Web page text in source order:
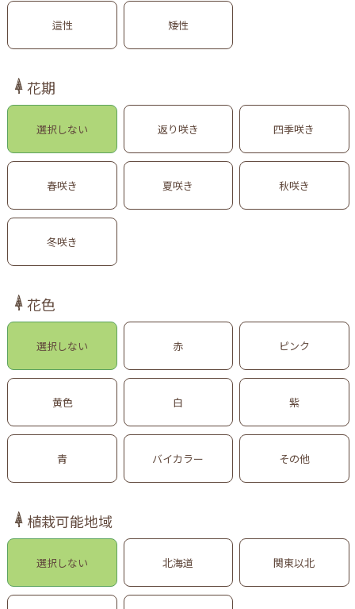
這性 矮性
花期
選択しない 返り咲き 四季咲き
春咲き 夏咲き 秋咲き
冬咲き
花色
選択しない 赤 ピンク
黄色 白 紫
青 バイカラー その他
植栽可能地域
選択しない 北海道 関東以北